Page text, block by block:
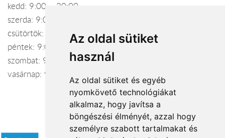
Az oldal sütiket
használ
Az oldal sütiket és egyéb
nyomkövető technológiákat
alkalmaz, hogy javítsa a
böngészési élményét, azzal hogy
személyre szabott tartalmakat és
kedd: 9:00 – 20:00
szerda: 9:00 – 20:00
csütörtök: 9:00 – 21:00
péntek: 9:00 – 21:00
szombat: 9:00 – 21:00
vasárnap: 9:00 – 17:30
Elfogadott fizetési módok